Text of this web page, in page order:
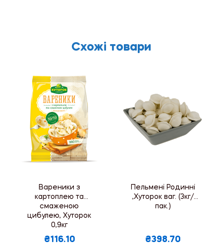
Схожі товари
Вареники з
картоплею та
смаженою
цибулею, Хуторок
0,9кг
₴116.10
Пельмені Родинні
,Хуторок ваг. (3кг/
пак.)
₴398.70